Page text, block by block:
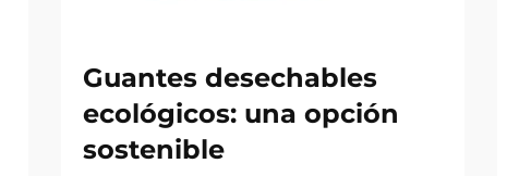
Guantes desechables
ecológicos: una opción
sostenible